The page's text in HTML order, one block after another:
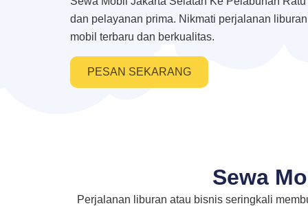
dan pelayanan prima. Nikmati perjalanan
mobil terbaru dan berkualitas.
PESAN SEKARANG
Sewa
Perjalanan liburan atau bisnis seringkali